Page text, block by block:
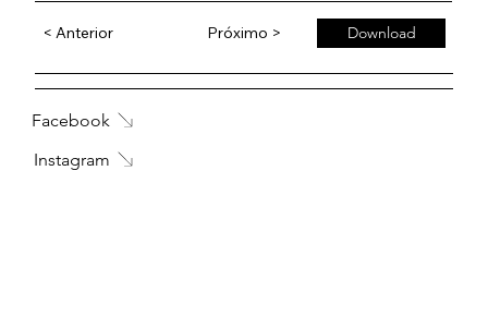
< Anterior Próximo > Download
Facebook
Instagram